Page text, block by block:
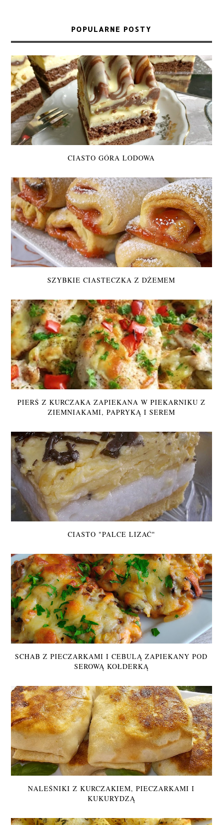
POPULARNE POSTY
CIASTO GÓRA LODOWA
SZYBKIE CIASTECZKA Z DŻEMEM
PIERŚ Z KURCZAKA ZAPIEKANA W PIEKARNIKU Z
ZIEMNIAKAMI, PAPRYKĄ I SEREM
CIASTO "PALCE LIZAĆ"
SCHAB Z PIECZARKAMI I CEBULĄ ZAPIEKANY POD
SEROWĄ KOŁDERKĄ
NALEŚNIKI Z KURCZAKIEM, PIECZARKAMI I
KUKURYDZĄ